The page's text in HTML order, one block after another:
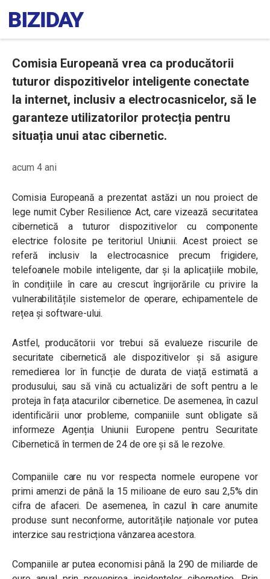
Comisia Europeană vrea ca producătorii
tuturor dispozitivelor inteligente conectate
la internet, inclusiv a electrocasnicelor, să le
garanteze utilizatorilor protecția pentru
situația unui atac cibernetic.
acum 4 ani
Comisia Europeană a prezentat astăzi un nou proiect de
lege numit Cyber ​​Resilience Act, care vizează securitatea
cibernetică a tuturor dispozitivelor cu componente
electrice folosite pe teritoriul Uniunii. Acest proiect se
referă inclusiv la electrocasnice precum frigidere,
telefoanele mobile inteligente, dar și la aplicațiile mobile,
în condițiile în care au crescut îngrijorările cu privire la
vulnerabilitățile sistemelor de operare, echipamentele de
rețea și software-ului.
Astfel, producătorii vor trebui să evalueze riscurile de
securitate cibernetică ale dispozitivelor și să asigure
remedierea lor în funcție de durata de viață estimată a
produsului, sau să vină cu actualizări de soft pentru a le
proteja în fața atacurilor cibernetice. De asemenea, în cazul
identificării unor probleme, companiile sunt obligate să
informeze Agenția Uniunii Europene pentru Securitate
Cibernetică în termen de 24 de ore și să le rezolve.
Companiile care nu vor respecta normele europene vor
primi amenzi de până la 15 milioane de euro sau 2,5% din
cifra de afaceri. De asemenea, în cazul în care anumite
produse sunt neconforme, autoritățile naționale vor putea
interzice sau restricționa vânzarea acestora.
Companiile ar putea economisi până la 290 de miliarde de